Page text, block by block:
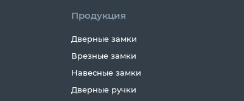
Продукция
Дверные замки
Врезные замки
Навесные замки
Дверные ручки